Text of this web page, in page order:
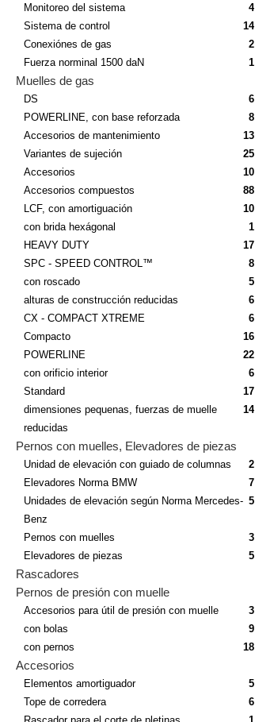
Monitoreo del sistema
4
Sistema de control
14
Conexiónes de gas
2
Fuerza norminal 1500 daN
1
Muelles de gas
DS
6
POWERLINE, con base reforzada
8
Accesorios de mantenimiento
13
Variantes de sujeción
25
Accesorios
10
Accesorios compuestos
88
LCF, con amortiguación
10
con brida hexágonal
1
HEAVY DUTY
17
SPC - SPEED CONTROL™
8
con roscado
5
alturas de construcción reducidas
6
CX - COMPACT XTREME
6
Compacto
16
POWERLINE
22
con orificio interior
6
Standard
17
dimensiones pequenas, fuerzas de muelle
reducidas
14
Pernos con muelles, Elevadores de piezas
Unidad de elevación con guiado de columnas
2
Elevadores Norma BMW
7
Unidades de elevación según Norma Mercedes-
Benz
5
Pernos con muelles
3
Elevadores de piezas
5
Rascadores
Pernos de presión con muelle
Accesorios para útil de presión con muelle
3
con bolas
9
con pernos
18
Accesorios
Elementos amortiguador
5
Tope de corredera
6